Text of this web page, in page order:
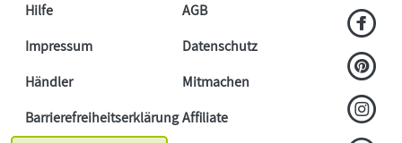
Hilfe
AGB
Impressum
Datenschutz
Händler
Mitmachen
BarrierefreiheitserklärungAffiliate